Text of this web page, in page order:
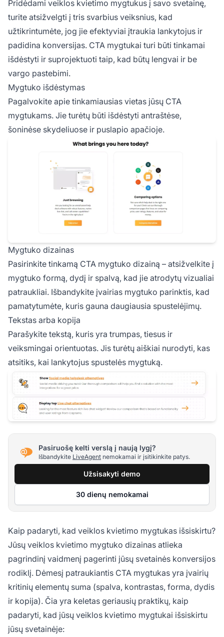
Pridėdami veiklos kvietimo mygtukus į savo svetainę,
turite atsižvelgti į tris svarbius veiksnius, kad
užtikrintumėte, jog jie efektyviai įtraukia lankytojus ir
padidina konversijas. CTA mygtukai turi būti tinkamai
išdėstyti ir suprojektuoti taip, kad būtų lengvai ir be
vargo pastebimi.
Mygtuko išdėstymas
Pagalvokite apie tinkamiausias vietas jūsų CTA
mygtukams. Jie turėtų būti išdėstyti antraštėse,
šoninėse skydeliuose ir puslapio apačioje.
Mygtuko dizainas
Pasirinkite tinkamą CTA mygtuko dizainą – atsižvelkite į
mygtuko formą, dydį ir spalvą, kad jie atrodytų vizualiai
patraukliai. Išbandykite įvairias mygtuko parinktis, kad
pamatytumėte, kuris gauna daugiausia spustelėjimų.
Tekstas arba kopija
Parašykite tekstą, kuris yra trumpas, tiesus ir
veiksmingai orientuotas. Jis turėtų aiškiai nurodyti, kas
atsitiks, kai lankytojus spustelės mygtuką.
Pasiruošę kelti verslą į naują lygį?
Išbandykite LiveAgent nemokamai ir įsitikinkite patys.
Užsisakyti demo
30 dienų nemokamai
Kaip padaryti, kad veiklos kvietimo mygtukas išsiskirtu?
Jūsų veiklos kvietimo mygtuko dizainas atlieka
pagrindinį vaidmenį pagerinti jūsų svetainės konversijos
rodiklį. Dėmesį patraukiantis CTA mygtukas yra įvairių
kritinių elementų suma (spalva, kontrastas, forma, dydis
ir kopija). Čia yra keletas geriausių praktikų, kaip
padaryti, kad jūsų veiklos kvietimo mygtukai išsiskirtu
jūsų svetainėje: